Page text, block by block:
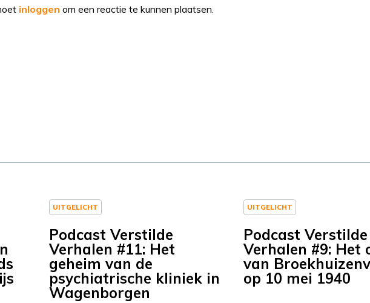
inloggen om een reactie te kunnen plaatsen.
UITGELICHT
Podcast Verstilde
Verhalen #11: Het
geheim van de
psychiatrische kliniek in
Wagenborgen
UITGELICHT
Podcast Verstilde
Verhalen #9: Het
van
op 10 mei 1940